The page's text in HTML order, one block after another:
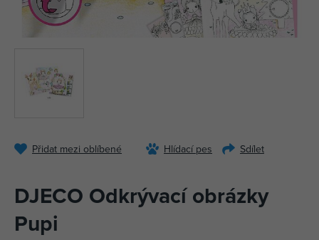
Přidat mezi oblíbené Hlídací pes Sdílet
DJECO Odkrývací obrázky
Pupi